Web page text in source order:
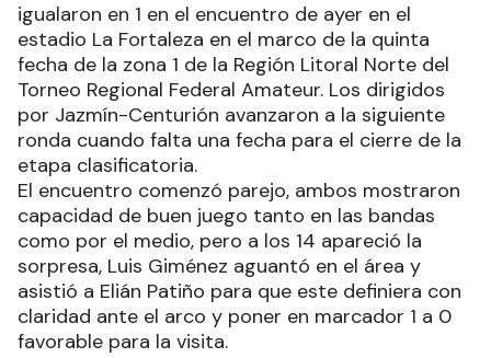
igualaron en 1 en el encuentro de ayer en el
estadio La Fortaleza en el marco de la quinta
fecha de la zona 1 de la Región Litoral Norte del
Torneo Regional Federal Amateur. Los dirigidos
por Jazmín-Centurión avanzaron a la siguiente
ronda cuando falta una fecha para el cierre de la
etapa clasificatoria.
El encuentro comenzó parejo, ambos mostraron
capacidad de buen juego tanto en las bandas
como por el medio, pero a los 14 apareció la
sorpresa, Luis Giménez aguantó en el área y
asistió a Elián Patiño para que este definiera con
claridad ante el arco y poner en marcador 1 a 0
favorable para la visita.